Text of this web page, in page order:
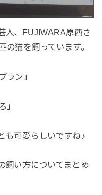
人、FUJIWARA原西さ
の猫を飼っています。
ラン」
」
も可愛らしいですね♪
飼い方についてまとめ